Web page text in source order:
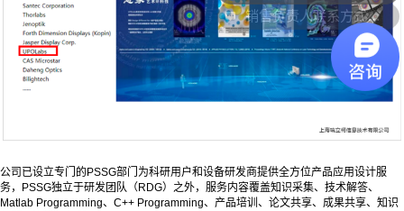
公司已设立专门的PSSG部门为科研用户和设备研发商提供全方位产品应用设计服
务，PSSG独立于研发团队（RDG）之外，服务内容覆盖知识采集、技术解答、
Matlab Programming、C++ Programming、产品培训、论文共享、成果共享、知识